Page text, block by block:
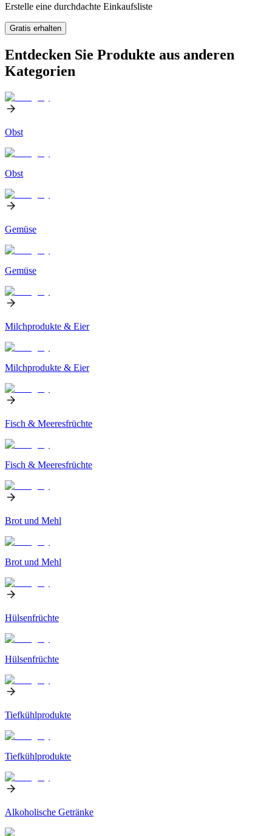
Erstelle eine durchdachte Einkaufsliste
Gratis erhalten
Entdecken Sie Produkte aus anderen
Kategorien
Obst
Obst
Gemüse
Gemüse
Milchprodukte & Eier
Milchprodukte & Eier
Fisch & Meeresfrüchte
Fisch & Meeresfrüchte
Brot und Mehl
Brot und Mehl
Hülsenfrüchte
Hülsenfrüchte
Tiefkühlprodukte
Tiefkühlprodukte
Alkoholische Getränke